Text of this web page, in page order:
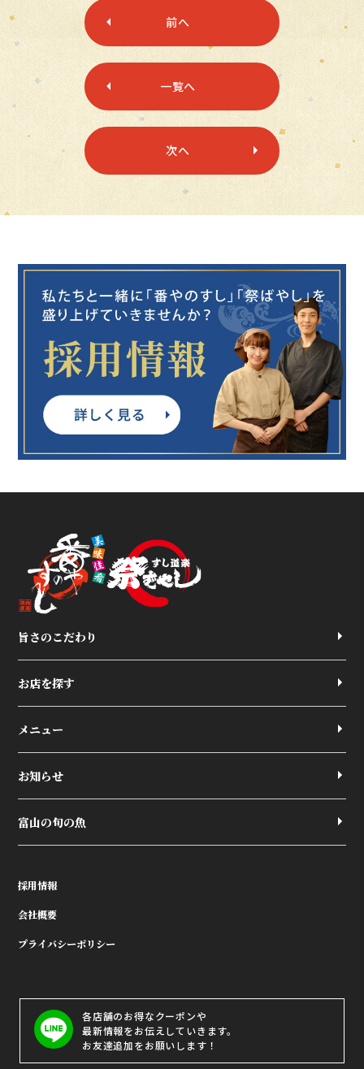
前へ
一覧へ
次へ
旨さのこだわり
お店を探す
メニュー
お知らせ
富山の旬の魚
採用情報
会社概要
プライバシーポリシー
各店舗のお得なクーポンや
最新情報をお伝えしていきます。
お友達追加をお願いします！